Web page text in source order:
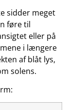
sidder meget
føre til
eller på
i længere
af blåt lys,
solens.